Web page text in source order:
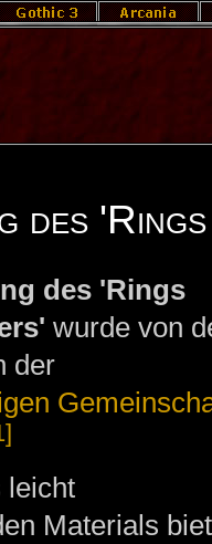
des
des 'Rings
wurde von
der
leicht
Materials